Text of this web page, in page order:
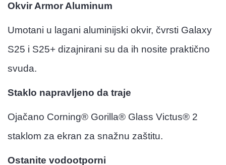
Okvir Armor Aluminum
Umotani u lagani aluminijski okvir, čvrsti Galaxy
S25 i S25+ dizajnirani su da ih nosite praktično
svuda.
Staklo napravljeno da traje
Ojačano Corning® Gorilla® Glass Victus® 2
staklom za ekran za snažnu zaštitu.
Ostanite vodootporni